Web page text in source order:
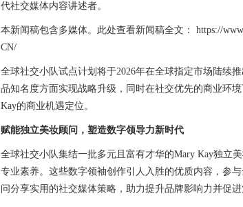
代社交媒体内容讲述者。
本新闻稿包含多媒体。此处查看新闻稿全文： https://
CN/
全球社交小队试点计划将于2026年在全球指定市场陆续
品知名度方面实现战略升级，同时在社交优先的商业环
Kay的商业机遇定位。
赋能独立美妆顾问，塑造数字领导力新时代
全球社交小队集结一批多元且富有才华的Mary Kay独立
专业素养。这些数字领袖创作引人入胜的优质内容，参
问分享实用的社交媒体策略，助力提升品牌影响力并促进